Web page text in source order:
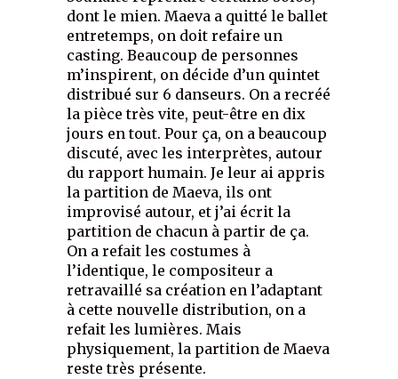
dont le mien. Maeva a quitté le ballet
entretemps, on doit refaire un
casting. Beaucoup de personnes
m’inspirent, on décide d’un quintet
distribué sur 6 danseurs. On a recréé
la pièce très vite, peut-être en dix
jours en tout. Pour ça, on a beaucoup
discuté, avec les interprètes, autour
du rapport humain. Je leur ai appris
la partition de Maeva, ils ont
improvisé autour, et j’ai écrit la
partition de chacun à partir de ça.
On a refait les costumes à
l’identique, le compositeur a
retravaillé sa création en l’adaptant
à cette nouvelle distribution, on a
refait les lumières. Mais
physiquement, la partition de Maeva
reste très présente.